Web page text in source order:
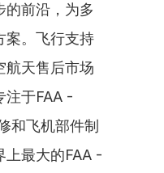
的前沿，为多
案。飞行支持
航天售后市场
注于FAA -
和飞机部件制
上最大的FAA -